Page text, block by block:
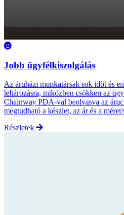
Jobb ügyfélkiszolgálás
Az áruházi munkatársak sok időt és
leltározásra, miközben csökken az
Chainway PDA-val beolvasva az
megtudható a készlet, az ár és a
Részletek